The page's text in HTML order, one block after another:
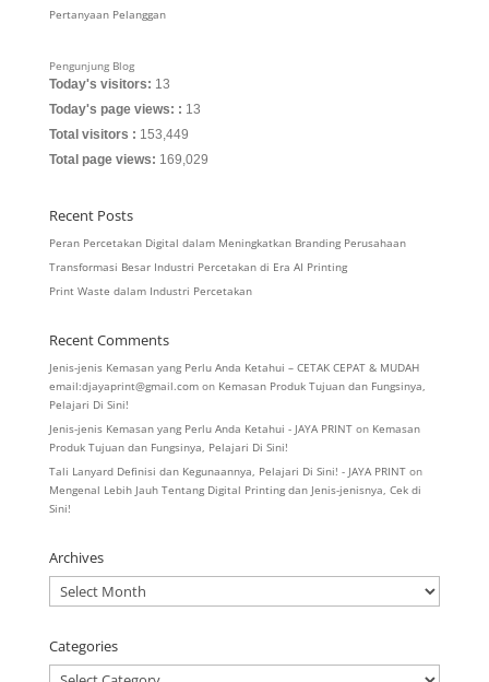
Pertanyaan Pelanggan
Pengunjung Blog
Today's visitors: 13
Today's page views: : 13
Total visitors : 153,449
Total page views: 169,029
Recent Posts
Peran Percetakan Digital dalam Meningkatkan Branding Perusahaan
Transformasi Besar Industri Percetakan di Era AI Printing
Print Waste dalam Industri Percetakan
Recent Comments
Jenis-jenis Kemasan yang Perlu Anda Ketahui – CETAK CEPAT & MUDAH
email:djayaprint@gmail.comon Kemasan Produk Tujuan dan Fungsinya,
Pelajari Di Sini!
Jenis-jenis Kemasan yang Perlu Anda Ketahui - JAYA PRINTon Kemasan
Produk Tujuan dan Fungsinya, Pelajari Di Sini!
Tali Lanyard Definisi dan Kegunaannya, Pelajari Di Sini! - JAYA PRINTon
Mengenal Lebih Jauh Tentang Digital Printing dan Jenis-jenisnya, Cek di
Sini!
Archives
Archives
Categories
Categories